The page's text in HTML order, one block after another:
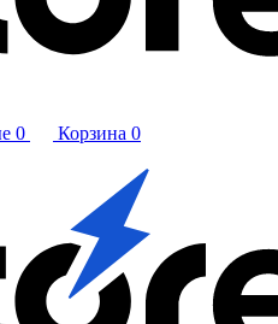
0 Корзина 0